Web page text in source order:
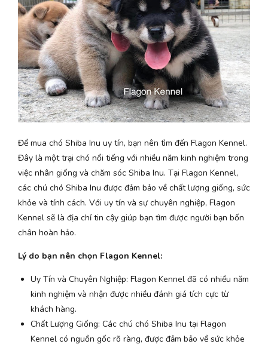
Để mua chó Shiba Inu uy tín, bạn nên tìm đến Flagon Kennel.
Đây là một trại chó nổi tiếng với nhiều năm kinh nghiệm trong
việc nhân giống và chăm sóc Shiba Inu. Tại Flagon Kennel,
các chú chó Shiba Inu được đảm bảo về chất lượng giống, sức
khỏe và tính cách. Với uy tín và sự chuyên nghiệp, Flagon
Kennel sẽ là địa chỉ tin cậy giúp bạn tìm được người bạn bốn
chân hoàn hảo.
Lý do bạn nên chọn Flagon Kennel:
Uy Tín và Chuyên Nghiệp: Flagon Kennel đã có nhiều năm
kinh nghiệm và nhận được nhiều đánh giá tích cực từ
khách hàng.
Chất Lượng Giống: Các chú chó Shiba Inu tại Flagon
Kennel có nguồn gốc rõ ràng, được đảm bảo về sức khỏe